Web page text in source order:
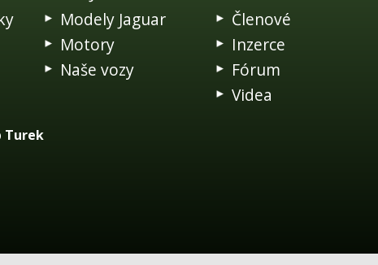
Modely Jaguar
Motory
Naše vozy
Členové
Inzerce
Fórum
Videa
Turek